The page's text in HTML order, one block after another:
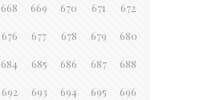
668 669 670 671 672
676 677 678 679 680
684 685 686 687 688
692 693 694 695 696